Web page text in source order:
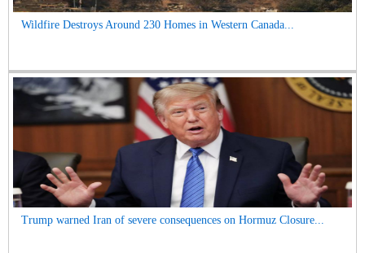
Wildfire Destroys Around 230 Homes in Western Canada...
Trump warned Iran of severe consequences on Hormuz Closure...